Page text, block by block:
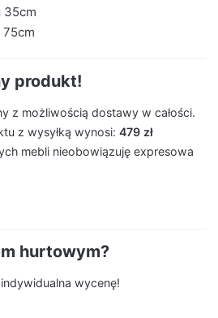
35cm
75cm
produkt!
z możliwością dostawy w całości.
z wysyłką wynosi: 479 zł
mebli nieobowiązuję expresowa
hurtowym?
wycenę!